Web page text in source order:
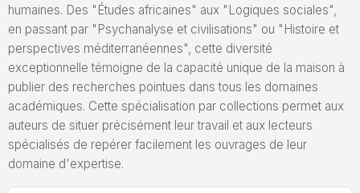
humaines. Des "Études africaines" aux "Logiques sociales",
en passant par "Psychanalyse et civilisations" ou "Histoire et
perspectives méditerranéennes", cette diversité
exceptionnelle témoigne de la capacité unique de la maison à
publier des recherches pointues dans tous les domaines
académiques. Cette spécialisation par collections permet aux
auteurs de situer précisément leur travail et aux lecteurs
spécialisés de repérer facilement les ouvrages de leur
domaine d'expertise.